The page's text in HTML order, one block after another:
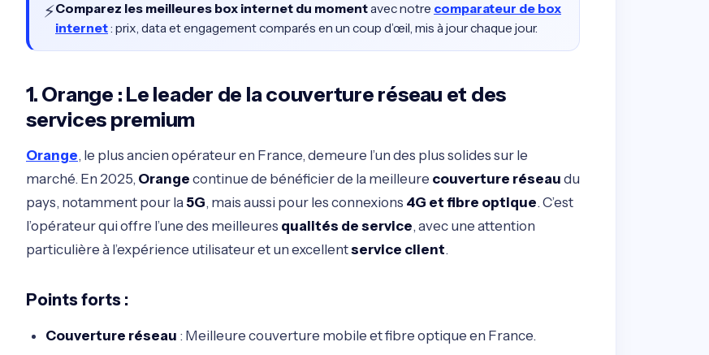
⚡Comparez les meilleures box internet du momentavec notre comparateur de box
internet: prix, data et engagement comparés en un coup d’œil, mis à jour chaque jour.
1. Orange : Le leader de la couverture réseau et des
services premium
Orange, le plus ancien opérateur en France, demeure l’un des plus solides sur le
marché. En 2025, Orange continue de bénéficier de la meilleure couverture réseau du
pays, notamment pour la5G, mais aussi pour les connexions 4G et fibre optique. C’est
l’opérateur qui offre l’une des meilleures qualités de service, avec une attention
particulière à l’expérience utilisateur et un excellentservice client.
Points forts :
Couverture réseau : Meilleure couverture mobile et fibre optique en France.